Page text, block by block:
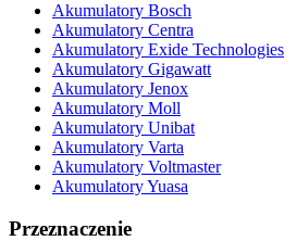
Akumulatory Bosch
Akumulatory Centra
Akumulatory Exide Technologies
Akumulatory Gigawatt
Akumulatory Jenox
Akumulatory Moll
Akumulatory Unibat
Akumulatory Varta
Akumulatory Voltmaster
Akumulatory Yuasa
Przeznaczenie